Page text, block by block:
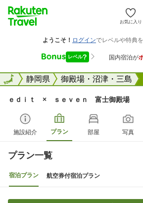
お気に入り
全国静岡県 御殿場・沼津・三島
全国
ｅｄｉｔ × ｓｅｖｅｎ 富士御殿場
施設紹介 プラン 部屋 写真
プラン一覧
宿泊プラン 航空券付宿泊プラン